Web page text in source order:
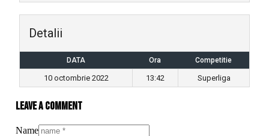
Detalii
DATA Ora Competitie
10 octombrie 2022 13:42 Superliga
Leave a comment
Name